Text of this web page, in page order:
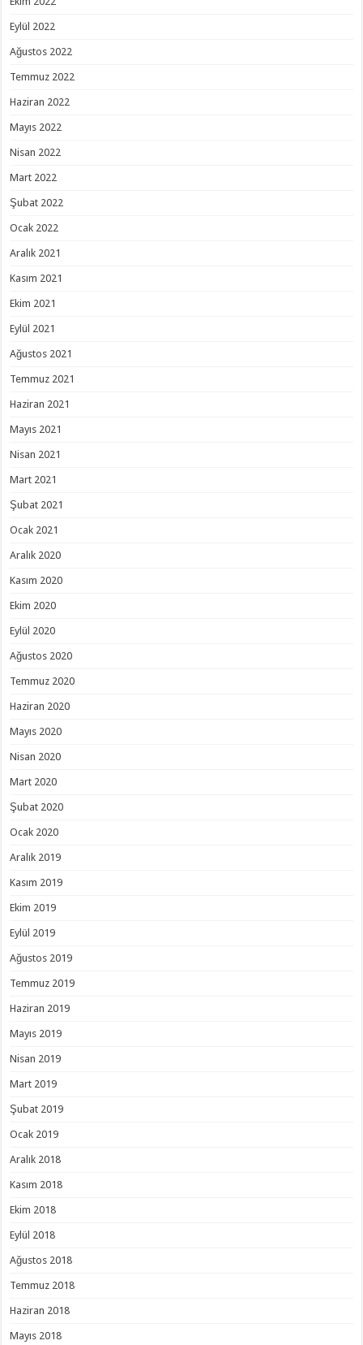
Eylül 2022
Ağustos 2022
Temmuz 2022
Haziran 2022
Mayıs 2022
Nisan 2022
Mart 2022
Şubat 2022
Ocak 2022
Aralık 2021
Kasım 2021
Ekim 2021
Eylül 2021
Ağustos 2021
Temmuz 2021
Haziran 2021
Mayıs 2021
Nisan 2021
Mart 2021
Şubat 2021
Ocak 2021
Aralık 2020
Kasım 2020
Ekim 2020
Eylül 2020
Ağustos 2020
Temmuz 2020
Haziran 2020
Mayıs 2020
Nisan 2020
Mart 2020
Şubat 2020
Ocak 2020
Aralık 2019
Kasım 2019
Ekim 2019
Eylül 2019
Ağustos 2019
Temmuz 2019
Haziran 2019
Mayıs 2019
Nisan 2019
Mart 2019
Şubat 2019
Ocak 2019
Aralık 2018
Kasım 2018
Ekim 2018
Eylül 2018
Ağustos 2018
Temmuz 2018
Haziran 2018
Mayıs 2018